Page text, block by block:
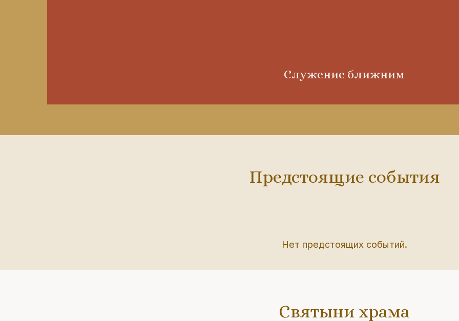
Служение ближним
Предстоящие события
Нет предстоящих событий.
Святыни храма